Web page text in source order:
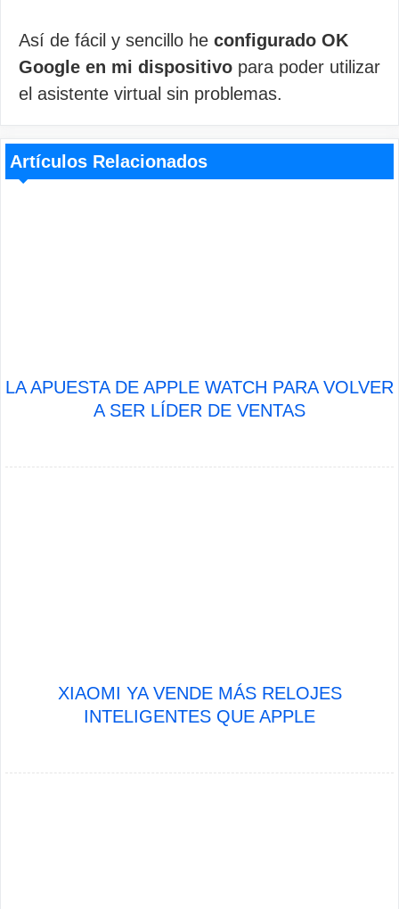
Así de fácil y sencillo he configurado OK
Google en mi dispositivo para poder utilizar
el asistente virtual sin problemas.
Artículos Relacionados
LA APUESTA DE APPLE WATCH PARA VOLVER
A SER LÍDER DE VENTAS
XIAOMI YA VENDE MÁS RELOJES
INTELIGENTES QUE APPLE